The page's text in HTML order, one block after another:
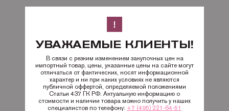
УВАЖАЕМЫЕ КЛИЕНТЫ!
В связи с резким изменением закупочных цен на
импортный товар, цены, указанные цены на сайте могут
отличаться от фактических, носят информационной
характер и ни при каких условиях не являются
публичной оффертой, определяемой положениями
Статьи 437 ГК РФ. Актуальную информацию о
стоимости и наличии товара можно получить у наших
специалистов по телефону: +7 (495) 221-64-51